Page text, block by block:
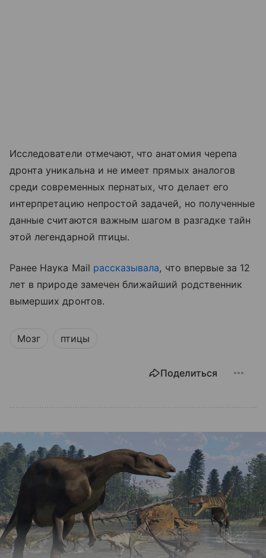
Исследователи отмечают, что анатомия черепа
дронта уникальна и не имеет прямых аналогов
среди современных пернатых, что делает его
интерпретацию непростой задачей, но полученные
данные считаются важным шагом в разгадке тайн
этой легендарной птицы.
Ранее Наука Mail рассказывала, что впервые за 12
лет в природе замечен ближайший родственник
вымерших дронтов.
Мозг птицы
Поделиться